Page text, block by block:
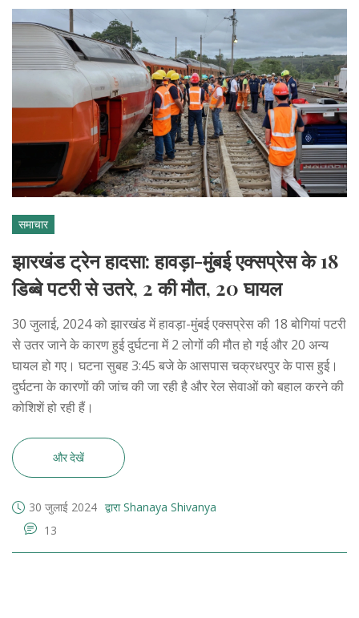
समाचार
झारखंड ट्रेन हादसा: हावड़ा-मुंबई एक्सप्रेस के 18
डिब्बे पटरी से उतरे, 2 की मौत, 20 घायल
30 जुलाई, 2024 को झारखंड में हावड़ा-मुंबई एक्सप्रेस की 18 बोगियां पटरी
से उतर जाने के कारण हुई दुर्घटना में 2 लोगों की मौत हो गई और 20 अन्य
घायल हो गए। घटना सुबह 3:45 बजे के आसपास चक्रधरपुर के पास हुई।
दुर्घटना के कारणों की जांच की जा रही है और रेल सेवाओं को बहाल करने की
कोशिशें हो रही हैं।
और देखें
30 जुलाई 2024 द्वारा Shanaya Shivanya
13